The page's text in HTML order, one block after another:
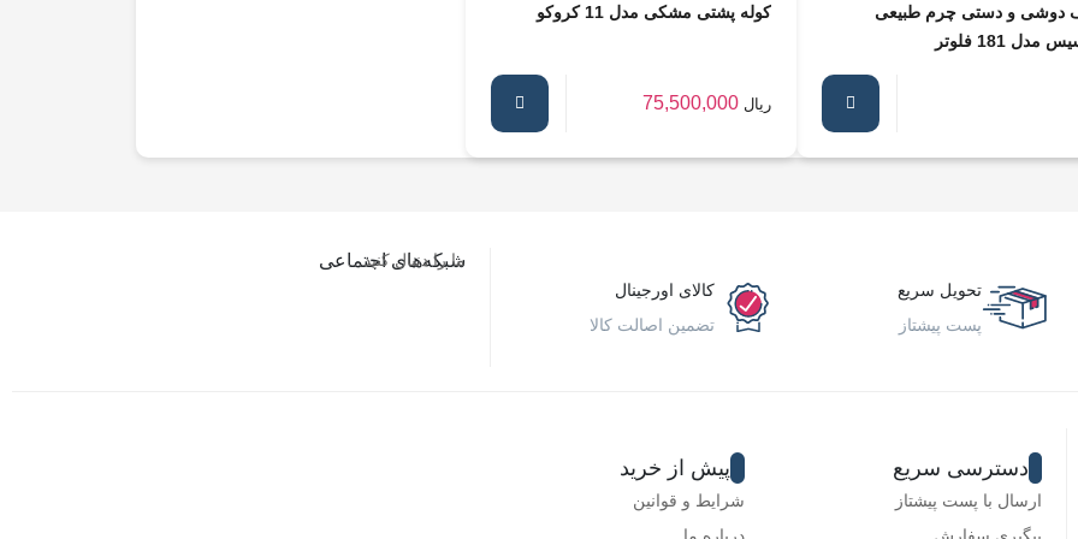
دوشی و دستی چرم طبیعی
مدل 181 فلوتر
کوله پشتی مشکی مدل 11 کروکو
75,500,000 ریال
تحویل سریع
پست پیشتاز
کالای اورجینال
تضمین اصالت کالا
شبکه‌های اجتماعی
ما را دنبال کنید…
دسترسی سریع
ارسال با پست پیشتاز
پیش از خرید
شرایط و قوانین